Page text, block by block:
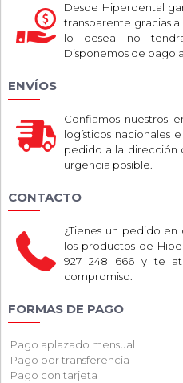
Desde Hiperdental
transparente gracias
lo desea no
Disponemos de pago
ENVÍOS
Confiamos nuestros
logísticos nacionales
pedido a la dirección
urgencia posible.
CONTACTO
¿Tienes un pedido en
los productos de
927 248 666 y te
compromiso.
FORMAS DE PAGO
Pago aplazado mensual
Pago por transferencia
Pago con tarjeta